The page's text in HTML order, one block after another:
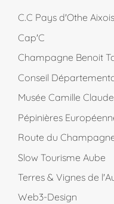
C.C Pays d'Othe Aixois
Cap'C
Champagne Benoit
Conseil
Musée Camille
Pépinières
Route du
Slow Tourisme Aube
Terres & Vignes de
Web3-Design